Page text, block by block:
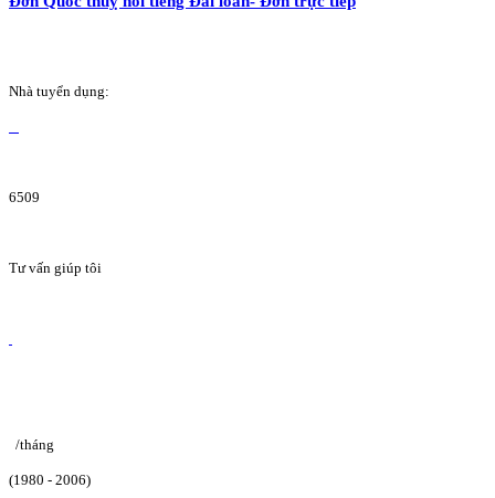
Nhà tuyển dụng:
6509
Tư vấn giúp tôi
/tháng
(1980 - 2006)